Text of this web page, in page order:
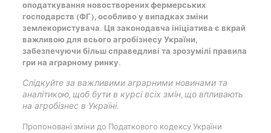
оподаткування новостворених фермерських
господарств (ФГ), особливо у випадках зміни
землекористувача. Ця законодавча ініціатива є вкрай
важливою для всього агробізнесу України,
забезпечуючи більш справедливі та зрозумілі правила
гри на аграрному ринку.
Слідкуйте за важливими аграрними новинами та
аналітикою, щоб бути в курсі всіх змін, що впливають
на агробізнес в Україні.
Пропоновані зміни до Податкового кодексу України